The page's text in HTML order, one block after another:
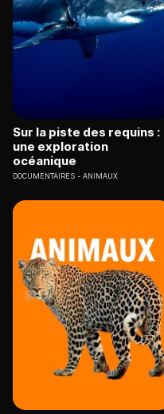
Sur la piste des requins :
une exploration
océanique
DOCUMENTAIRES ANIMAUX